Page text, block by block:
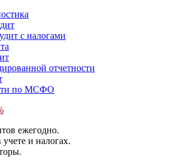
с налогами
отчетности
по МСФО
ежегодно.
и налогах.